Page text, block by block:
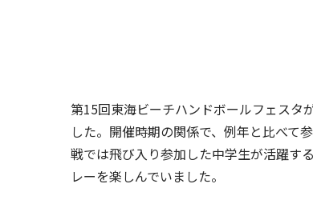
第15回東海ビーチハンドボールフェスタ
した。開催時期の関係で、例年と比べて
戦では飛び入り参加した中学生が活躍す
レーを楽しんでいました。